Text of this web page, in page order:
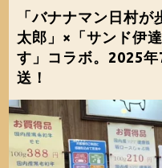
「バナナマン日村
太郎」×「サンド伊
す」コラボ。2025
送！